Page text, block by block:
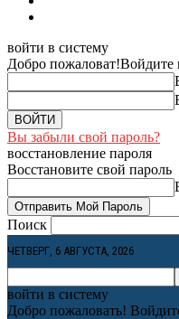
войти в систему
Добро пожаловат!Войдите
Вы забыли свой пароль?
восстановление пароля
Восстановите свой пароль
Поиск
ЧЕТВЕРГ, 6 АВГУСТА, 2026
войти в систему
Добро пожаловать!